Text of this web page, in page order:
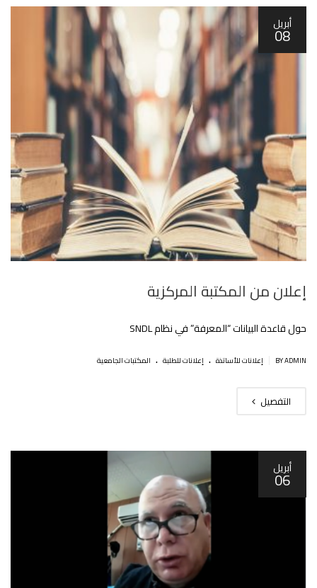
أبريل
08
إعلان من المكتبة المركزية
حول قاعدة البيانات “المعرفة” في نظام SNDL
BY ADMIN إعلانات للأساتذة . إعلانات للطلبة . المكتبات الجامعية
التفصيل
أبريل
06